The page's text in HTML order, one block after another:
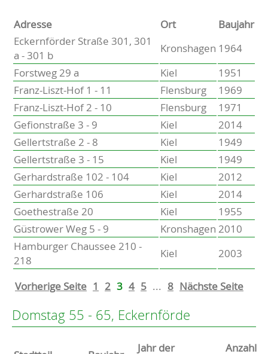
Schwentinental
Preetz
Heide
Bordesholm
Elmshorn
Adresse Ort
Baujahr
Eckernförder Straße 301, 301
a - 301 b
Kronshagen 1964
Forstweg 29 a
Kiel
1951
Franz-Liszt-Hof 1 - 11
Flensburg
1969
Franz-Liszt-Hof 2 - 10
Flensburg
1971
Gefionstraße 3 - 9
Kiel
2014
Gellertstraße 2 - 8
Kiel
1949
Gellertstraße 3 - 15
Kiel
1949
Gerhardstraße 102 - 104
Kiel
2012
Gerhardstraße 106
Kiel
2014
Goethestraße 20
Kiel
1955
Güstrower Weg 5 - 9
Kronshagen 2010
Hamburger Chaussee 210 -
218
Kiel 2003
Vorherige Seite 1 2 3 4 5 ... 8 Nächste Seite
Domstag 55 - 65, Eckernförde
Stammdaten
Jahr der
Anzahl